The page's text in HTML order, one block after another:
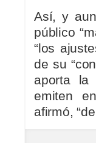
Así, y
público
“los
de su
aporta la
emiten
afirmó,